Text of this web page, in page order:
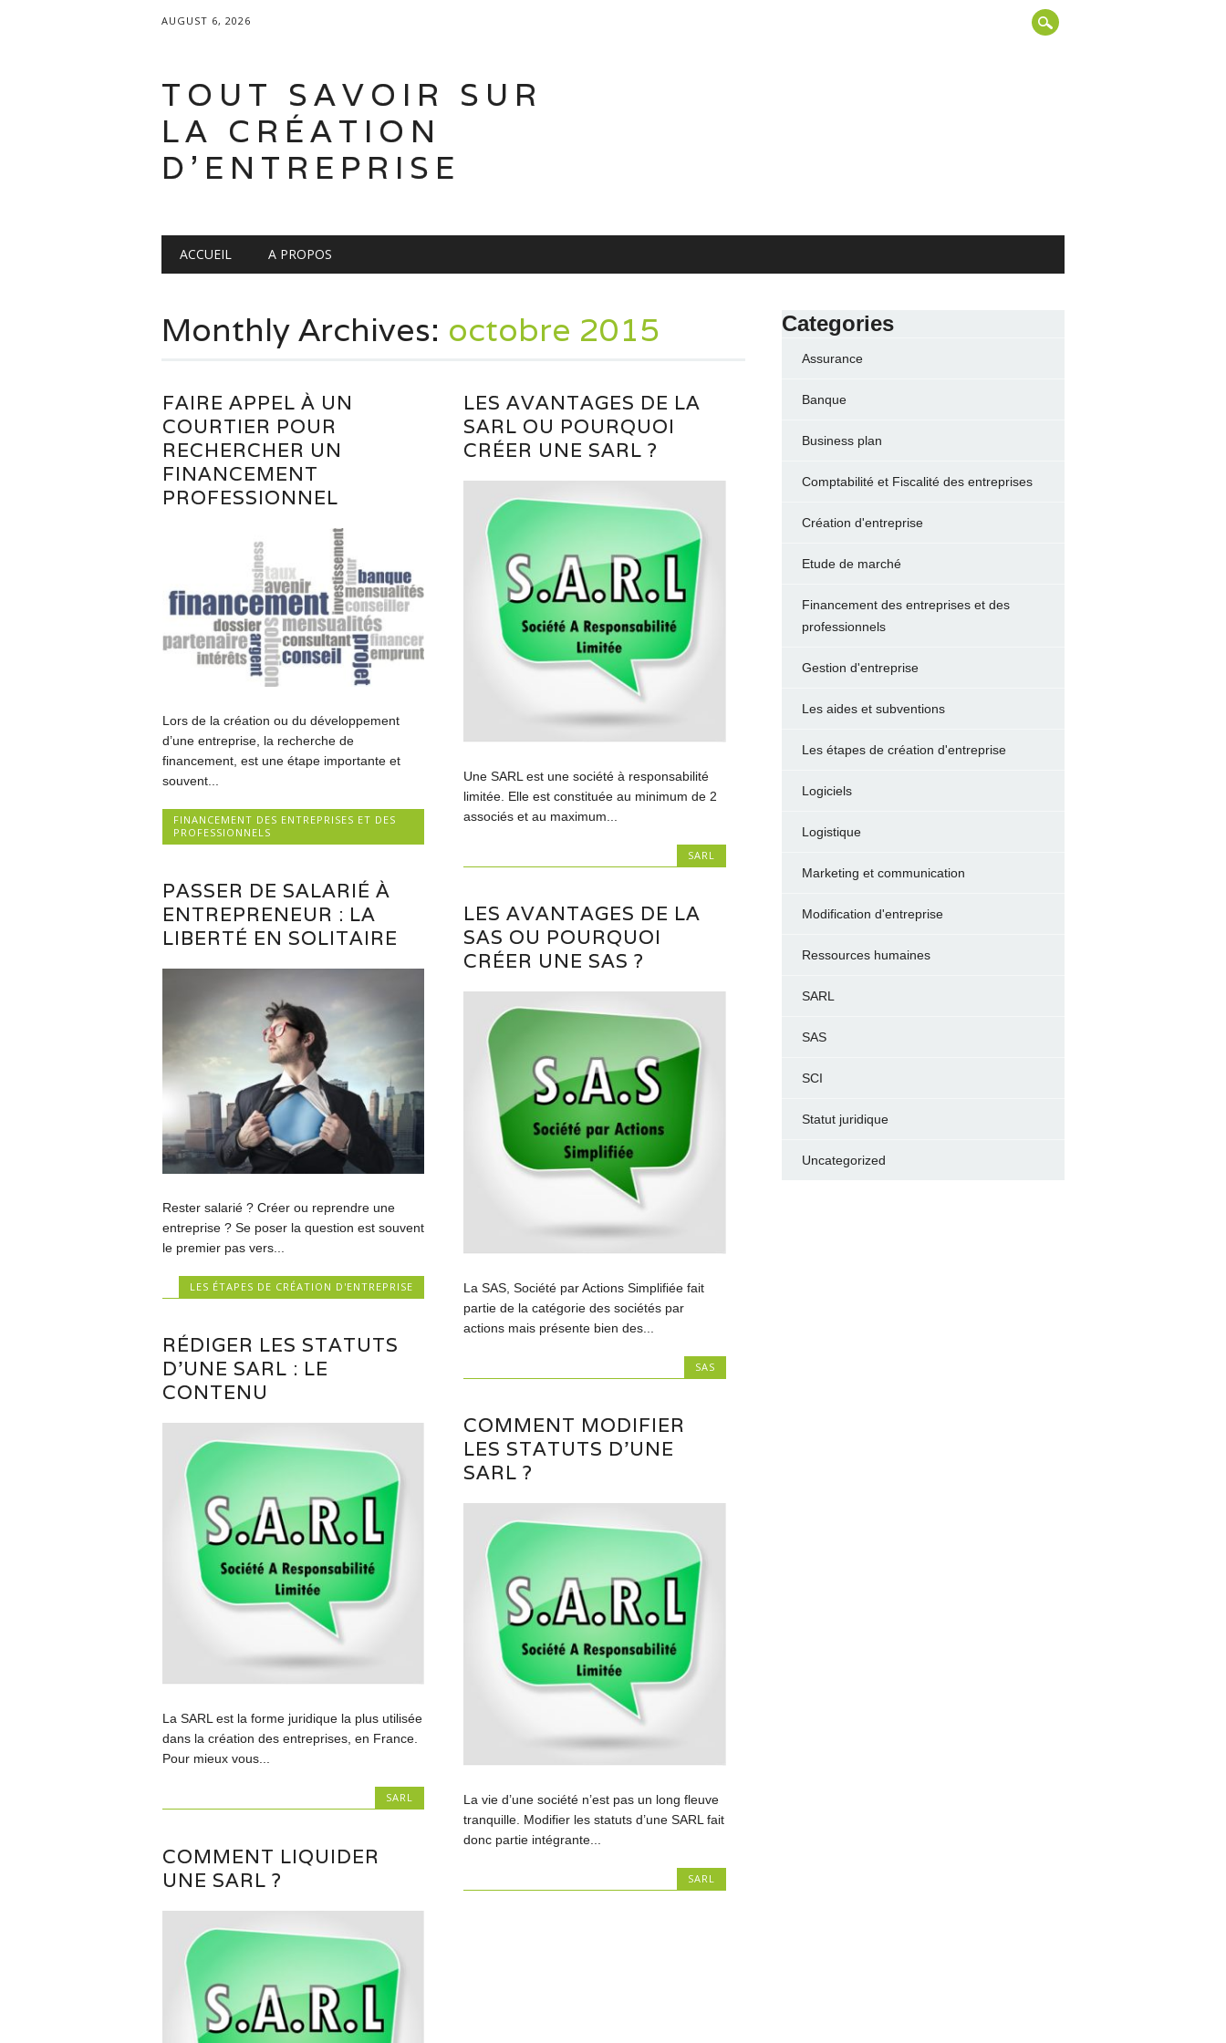
AUGUST 6, 2026
TOUT SAVOIR SUR
LA CRÉATION
D'ENTREPRISE
Main menu
ACCUEIL A PROPOS
Monthly Archives: octobre 2015
FAIRE APPEL À UN
COURTIER POUR
RECHERCHER UN
FINANCEMENT
PROFESSIONNEL
Lors de la création ou du développement
d’une entreprise, la recherche de
financement, est une étape importante et
souvent...
FINANCEMENT DES ENTREPRISES ET DES
PROFESSIONNELS
LES AVANTAGES DE LA
SARL OU POURQUOI
CRÉER UNE SARL ?
Une SARL est une société à responsabilité
limitée. Elle est constituée au minimum de 2
associés et au maximum...
SARL
PASSER DE SALARIÉ À
ENTREPRENEUR : LA
LIBERTÉ EN SOLITAIRE
Rester salarié ? Créer ou reprendre une
entreprise ? Se poser la question est souvent
le premier pas vers...
LES ÉTAPES DE CRÉATION D'ENTREPRISE
LES AVANTAGES DE LA
SAS OU POURQUOI
CRÉER UNE SAS ?
La SAS, Société par Actions Simplifiée fait
partie de la catégorie des sociétés par
actions mais présente bien des...
SAS
RÉDIGER LES STATUTS
D’UNE SARL : LE
CONTENU
La SARL est la forme juridique la plus utilisée
dans la création des entreprises, en France.
Pour mieux vous...
SARL
COMMENT MODIFIER
LES STATUTS D’UNE
SARL ?
La vie d’une société n’est pas un long fleuve
tranquille. Modifier les statuts d’une SARL fait
donc partie intégrante...
SARL
COMMENT LIQUIDER
UNE SARL ?
Categories
Assurance
Banque
Business plan
Comptabilité et Fiscalité des entreprises
Création d'entreprise
Etude de marché
Financement des entreprises et des
professionnels
Gestion d'entreprise
Les aides et subventions
Les étapes de création d'entreprise
Logiciels
Logistique
Marketing et communication
Modification d'entreprise
Ressources humaines
SARL
SAS
SCI
Statut juridique
Uncategorized